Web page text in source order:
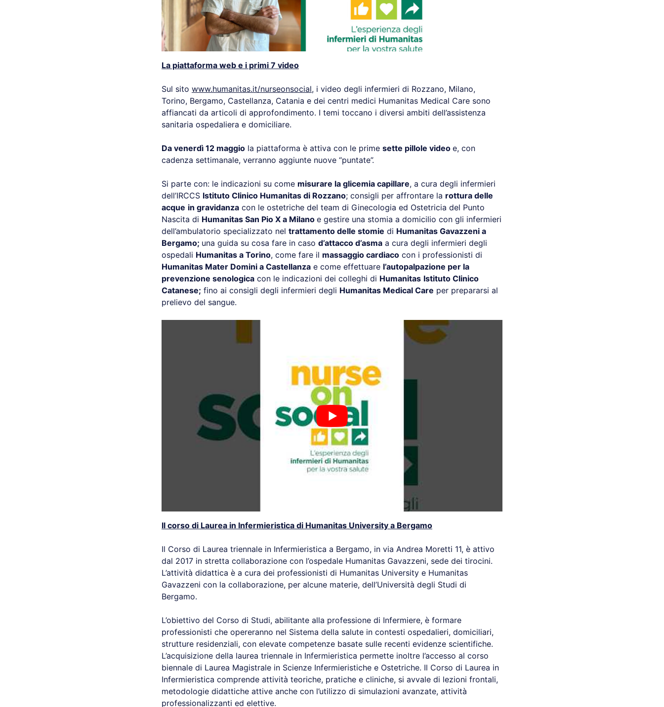
La piattaforma web e i primi 7 video
Sul sito www.humanitas.it/nurseonsocial, i video degli infermieri di Rozzano, Milano,
Torino, Bergamo, Castellanza, Catania e dei centri medici Humanitas Medical Care sono
affiancati da articoli di approfondimento. I temi toccano i diversi ambiti dell’assistenza
sanitaria ospedaliera e domiciliare.
Da venerdì 12 maggio la piattaforma è attiva con le prime sette pillole video e, con
cadenza settimanale, verranno aggiunte nuove “puntate”.
Si parte con: le indicazioni su come misurare la glicemia capillare, a cura degli infermieri
dell’IRCCS Istituto Clinico Humanitas di Rozzano; consigli per affrontare la rottura delle
acque in gravidanza con le ostetriche del team di Ginecologia ed Ostetricia del Punto
Nascita di Humanitas San Pio X a Milano e gestire una stomia a domicilio con gli infermieri
dell’ambulatorio specializzato nel trattamento delle stomie di Humanitas Gavazzeni a
Bergamo; una guida su cosa fare in caso d’attacco d’asma a cura degli infermieri degli
ospedali Humanitas a Torino, come fare il massaggio cardiaco con i professionisti di
Humanitas Mater Domini a Castellanza e come effettuare l’autopalpazione per la
prevenzione senologica con le indicazioni dei colleghi di Humanitas Istituto Clinico
Catanese; fino ai consigli degli infermieri degli Humanitas Medical Care per prepararsi al
prelievo del sangue.
Il corso di Laurea in Infermieristica di Humanitas University a Bergamo
Il Corso di Laurea triennale in Infermieristica a Bergamo, in via Andrea Moretti 11, è attivo
dal 2017 in stretta collaborazione con l’ospedale Humanitas Gavazzeni, sede dei tirocini.
L’attività didattica è a cura dei professionisti di Humanitas University e Humanitas
Gavazzeni con la collaborazione, per alcune materie, dell’Università degli Studi di
Bergamo.
L’obiettivo del Corso di Studi, abilitante alla professione di Infermiere, è formare
professionisti che opereranno nel Sistema della salute in contesti ospedalieri, domiciliari,
strutture residenziali, con elevate competenze basate sulle recenti evidenze scientifiche.
L’acquisizione della laurea triennale in Infermieristica permette inoltre l’accesso al corso
biennale di Laurea Magistrale in Scienze Infermieristiche e Ostetriche. Il Corso di Laurea in
Infermieristica comprende attività teoriche, pratiche e cliniche, si avvale di lezioni frontali,
metodologie didattiche attive anche con l’utilizzo di simulazioni avanzate, attività
professionalizzanti ed elettive.